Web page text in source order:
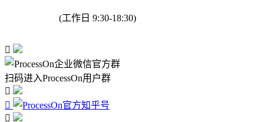
(工作日 9:30-18:30)

扫码进入ProcessOn用户群


